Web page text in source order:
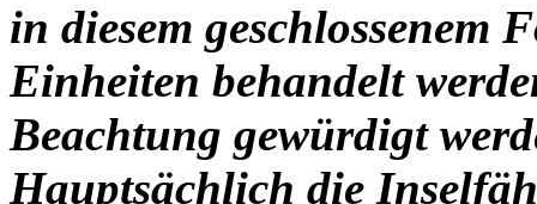
in diesem geschlossenem
Einheiten behandelt
Beachtung gewürdigt
Hauptsächlich die